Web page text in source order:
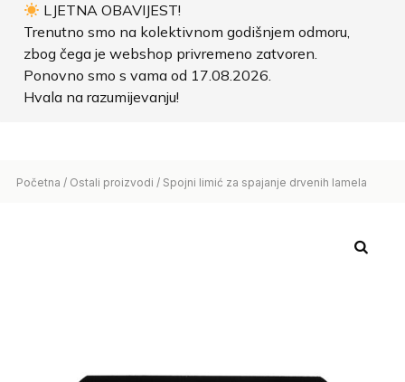
LJETNA OBAVIJEST!
Trenutno smo na kolektivnom godišnjem odmoru,
zbog čega je webshop privremeno zatvoren.
Ponovno smo s vama od 17.08.2026.
Hvala na razumijevanju!
Početna / Ostali proizvodi / Spojni limić za spajanje drvenih lamela